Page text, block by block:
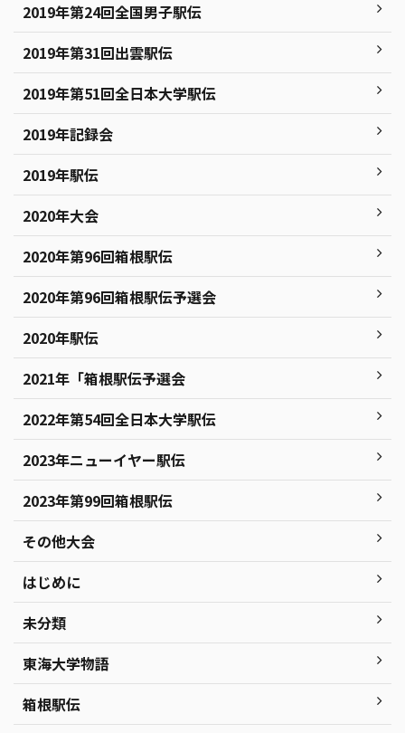
2019年第24回全国男子駅伝
2019年第31回出雲駅伝
2019年第51回全日本大学駅伝
2019年記録会
2019年駅伝
2020年大会
2020年第96回箱根駅伝
2020年第96回箱根駅伝予選会
2020年駅伝
2021年「箱根駅伝予選会
2022年第54回全日本大学駅伝
2023年ニューイヤー駅伝
2023年第99回箱根駅伝
その他大会
はじめに
未分類
東海大学物語
箱根駅伝